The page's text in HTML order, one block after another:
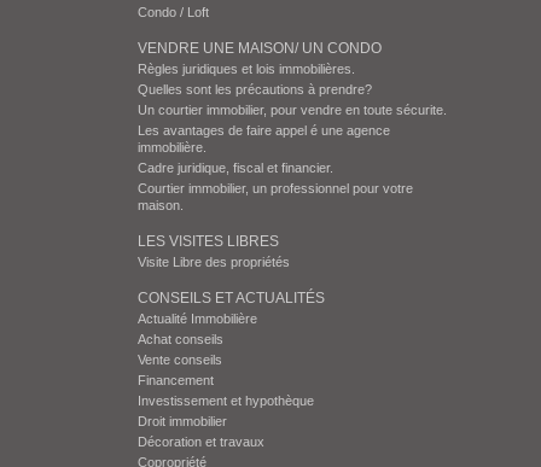
Condo / Loft
VENDRE UNE MAISON/ UN CONDO
Règles juridiques et lois immobilières.
Quelles sont les précautions à prendre?
Un courtier immobilier, pour vendre en toute sécurite.
Les avantages de faire appel é une agence
immobilière.
Cadre juridique, fiscal et financier.
Courtier immobilier, un professionnel pour votre
maison.
LES VISITES LIBRES
Visite Libre des propriétés
CONSEILS ET ACTUALITÉS
Actualité Immobilière
Achat conseils
Vente conseils
Financement
Investissement et hypothèque
Droit immobilier
Décoration et travaux
Copropriété